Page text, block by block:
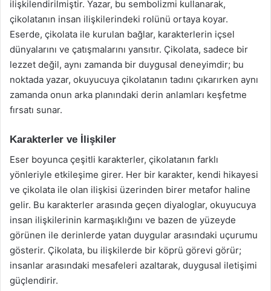
ilişkilendirilmiştir. Yazar, bu sembolizmi kullanarak,
çikolatanın insan ilişkilerindeki rolünü ortaya koyar.
Eserde, çikolata ile kurulan bağlar, karakterlerin içsel
dünyalarını ve çatışmalarını yansıtır. Çikolata, sadece bir
lezzet değil, aynı zamanda bir duygusal deneyimdir; bu
noktada yazar, okuyucuya çikolatanın tadını çıkarırken aynı
zamanda onun arka planındaki derin anlamları keşfetme
fırsatı sunar.
Karakterler ve İlişkiler
Eser boyunca çeşitli karakterler, çikolatanın farklı
yönleriyle etkileşime girer. Her bir karakter, kendi hikayesi
ve çikolata ile olan ilişkisi üzerinden birer metafor haline
gelir. Bu karakterler arasında geçen diyaloglar, okuyucuya
insan ilişkilerinin karmaşıklığını ve bazen de yüzeyde
görünen ile derinlerde yatan duygular arasındaki uçurumu
gösterir. Çikolata, bu ilişkilerde bir köprü görevi görür;
insanlar arasındaki mesafeleri azaltarak, duygusal iletişimi
güçlendirir.